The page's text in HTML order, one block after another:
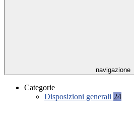
navigazione
Categorie
Disposizioni generali 24